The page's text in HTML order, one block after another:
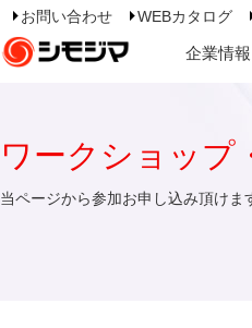
お問い合わせ WEBカタログ
企業情報
ワークショップ
当ページから参加お申し込み頂けま